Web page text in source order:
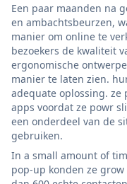
Een paar maanden na
en ambachtsbeurzen,
manier om online te
bezoekers de kwaliteit
ergonomische
manier te laten zien.
adequate oplossing.
apps voordat ze powr
een onderdeel van de
gebruiken.
In a small amount of
pop-up konden ze